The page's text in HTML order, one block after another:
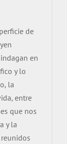
de
en
y lo
la
entre
que nos
y la